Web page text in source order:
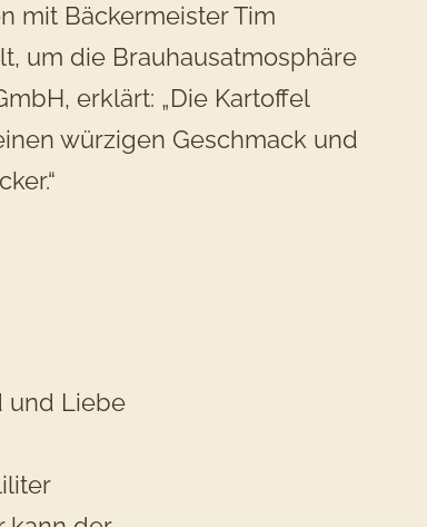
mit Bäckermeister Tim
um die Brauhausatmosphäre
erklärt: „Die Kartoffel
würzigen Geschmack und
und Liebe